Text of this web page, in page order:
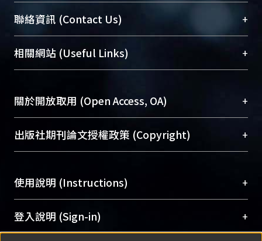
臺大位居世界頂尖大學之列，為永久珍藏及向國際
展現本校豐碩的研究成果及學術能量，圖書館整合
機構典藏（NTUR）與學術庫（AH）不同功能平
台，成為臺大學術典藏NTU scholars。期能整合研
成果。
To permanently archive and promote researcher
profiles and scholarly works, Library integrates the
services of “NTU Repository” with “Academic
聯絡資訊 (Contact Us) +
總館學科館員(Main Library)
醫學圖書館學科館員(Medical Library)
Sciences Library)
相關網站 (Useful Links) +
關於開放取用 (Open Access, OA) +
開放取用是從使用者角度提升資訊取用性的社會運
動，應用在學術研究上是透過將研究著作公開供使
用逐年攀升。同時可加速研究發展、提升研究影響
Archive）平台。 （點選深入了解OA）
出版社期刊論文授權政策 (Copyright) +
含部分內容的版權非匯入者所有，或由第三方贊
助與合作完成，請確認該版權所有者及第三方同
意提供此授權。
Please represent that the submission is your
使用說明 (Instructions) +
網站簡介(Quickstart Guide)
使用手冊(Instruction Manual)
登入說明 (Sign-in) +